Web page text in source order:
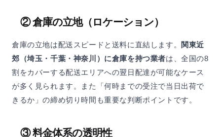
② 倉庫の立地（ロケーション）
倉庫の立地は配送スピードと送料に直結します。
関東近
郊（埼玉・千葉・神奈川）に倉庫を持つ業者は、全国の8
割をカバーする配送エリアへの翌日配達が可能なケース
が多く見られます。また「何時までの受注で当日出荷で
きるか」の締め切り時間も重要な判断ポイントです。
③ 料金体系の透明性